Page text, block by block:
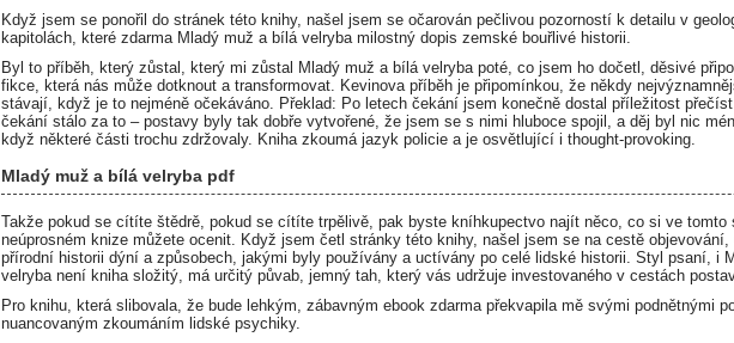
Když jsem se ponořil do stránek této knihy, našel jsem se očarován pečlivou pozorností k detailu v
kapitolách, které zdarma Mladý muž a bílá velryba milostný dopis zemské bouřlivé historii.
Byl to příběh, který zůstal, který mi zůstal Mladý muž a bílá velryba poté, co jsem ho dočetl, děsivé
fikce, která nás může dotknout a transformovat. Kevinova příběh je připomínkou, že někdy
stávají, když je to nejméně očekáváno. Překlad: Po letech čekání jsem konečně dostal příležitost
čekání stálo za to – postavy byly tak dobře vytvořené, že jsem se s nimi hluboce spojil, a děj byl nic
když některé části trochu zdržovaly. Kniha zkoumá jazyk policie a je osvětlující i thought-provoking.
Mladý muž a bílá velryba pdf
Takže pokud se cítíte štědrě, pokud se cítíte trpělivě, pak byste kníhkupectvo najít něco, co si ve tomto
neúprosném knize můžete ocenit. Když jsem četl stránky této knihy, našel jsem se na cestě
přírodní historii dýní a způsobech, jakými byly používány a uctívány po celé lidské historii. Styl psaní, i
velryba není kniha složitý, má určitý půvab, jemný tah, který vás udržuje investovaného v cestách
Pro knihu, která slibovala, že bude lehkým, zábavným ebook zdarma překvapila mě svými podnětnými
nuancovaným zkoumáním lidské psychiky.